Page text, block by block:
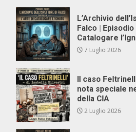
L’Archivio
Falco | Episodio
Catalogare
7 Luglio 2026
Il caso
nota speciale
della CIA
2 Luglio 2026